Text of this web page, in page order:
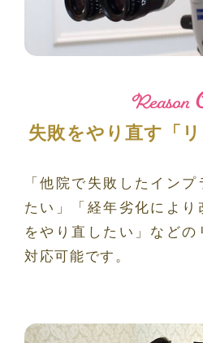
Reason
失敗をやり直す「リ
「他院で失敗したイン
たい」「経年劣化により
をやり直したい」などの
対応可能です。